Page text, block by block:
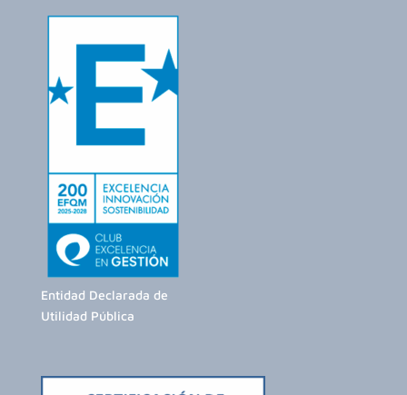
Entidad Declarada de
Utilidad Pública